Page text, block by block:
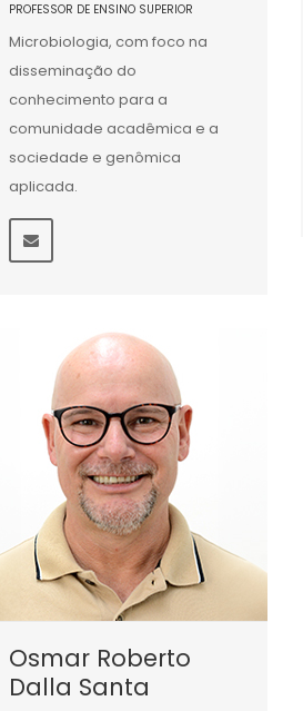
PROFESSOR DE ENSINO SUPERIOR
Microbiologia, com foco na
disseminação do
conhecimento para a
comunidade acadêmica e a
sociedade e genômica
aplicada.
Osmar Roberto
Dalla Santa